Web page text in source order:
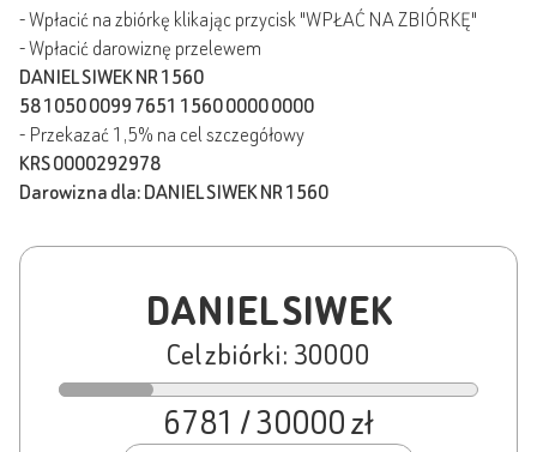
- Wpłacić na zbiórkę klikając przycisk "WPŁAĆ NA ZBIÓRKĘ"
- Wpłacić darowiznę przelewem
DANIEL SIWEK NR 1560
58 1050 0099 7651 1560 0000 0000
- Przekazać 1,5% na cel szczegółowy
KRS 0000292978
Darowizna dla: DANIEL SIWEK NR 1560
DANIEL SIWEK
Cel zbiórki: 30000
6781 / 30000 zł